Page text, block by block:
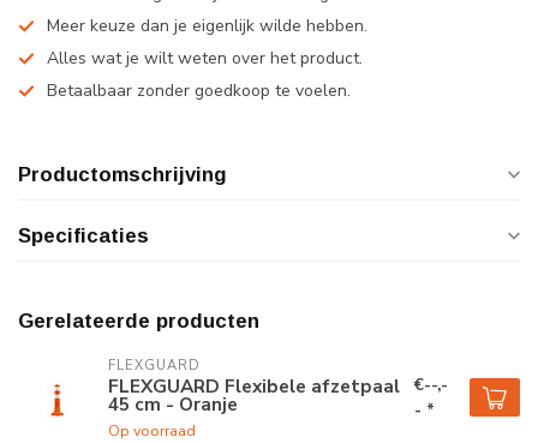
Meer keuze dan je eigenlijk wilde hebben.
Alles wat je wilt weten over het product.
Betaalbaar zonder goedkoop te voelen.
Productomschrijving
Specificaties
Gerelateerde producten
FLEXGUARD
FLEXGUARD Flexibele afzetpaal
45 cm - Oranje
Op voorraad
€--,-
- *